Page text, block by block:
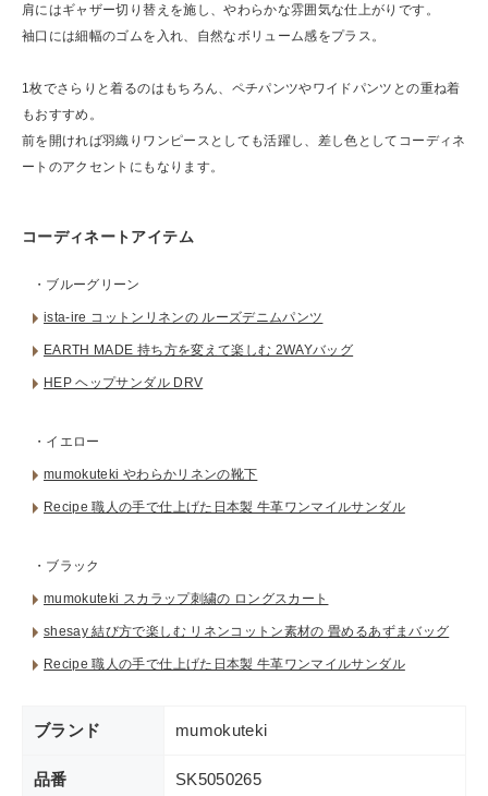
肩にはギャザー切り替えを施し、やわらかな雰囲気な仕上がりです。
袖口には細幅のゴムを入れ、自然なボリューム感をプラス。
1枚でさらりと着るのはもちろん、ペチパンツやワイドパンツとの重ね着
もおすすめ。
前を開ければ羽織りワンピースとしても活躍し、差し色としてコーディネ
ートのアクセントにもなります。
コーディネートアイテム
・ブルーグリーン
ista-ire コットンリネンの ルーズデニムパンツ
EARTH MADE 持ち方を変えて楽しむ 2WAYバッグ
HEP ヘップサンダル DRV
・イエロー
mumokuteki やわらかリネンの靴下
Recipe 職人の手で仕上げた日本製 牛革ワンマイルサンダル
・ブラック
mumokuteki スカラップ刺繍の ロングスカート
shesay 結び方で楽しむ リネンコットン素材の 畳めるあずまバッグ
Recipe 職人の手で仕上げた日本製 牛革ワンマイルサンダル
ブランド mumokuteki
品番 SK5050265